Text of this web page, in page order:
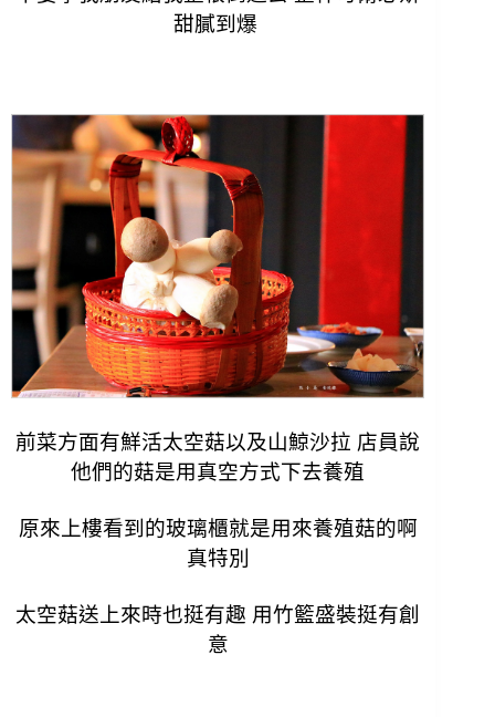
甜膩到爆
前菜方面有鮮活太空菇以及山鯨沙拉 店員說
他們的菇是用真空方式下去養殖
原來上樓看到的玻璃櫃就是用來養殖菇的啊
真特別
太空菇送上來時也挺有趣 用竹籃盛裝挺有創
意